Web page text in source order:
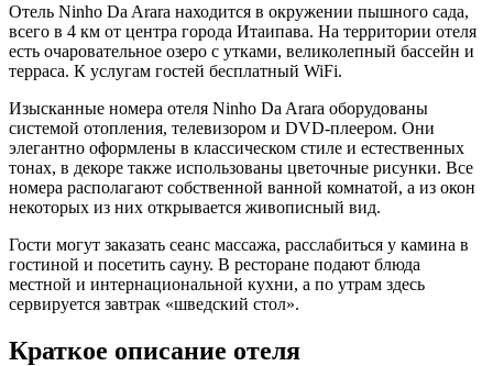
Отель Ninho Da Arara находится в окружении пышного сада,
всего в 4 км от центра города Итаипава. На территории отеля
есть очаровательное озеро с утками, великолепный бассейн и
терраса. К услугам гостей бесплатный WiFi.
Изысканные номера отеля Ninho Da Arara оборудованы
системой отопления, телевизором и DVD-плеером. Они
элегантно оформлены в классическом стиле и естественных
тонах, в декоре также использованы цветочные рисунки. Все
номера располагают собственной ванной комнатой, а из окон
некоторых из них открывается живописный вид.
Гости могут заказать сеанс массажа, расслабиться у камина в
гостиной и посетить сауну. В ресторане подают блюда
местной и интернациональной кухни, а по утрам здесь
сервируется завтрак «шведский стол».
Краткое описание отеля